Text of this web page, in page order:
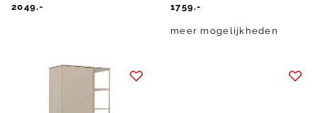
2049.- 1759.-
meer mogelijkheden